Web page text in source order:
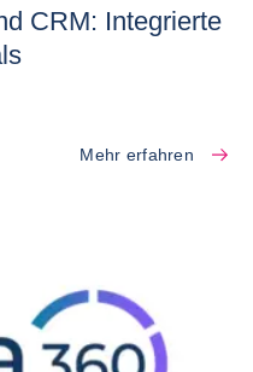
CRM: Integrierte
Mehr erfahren